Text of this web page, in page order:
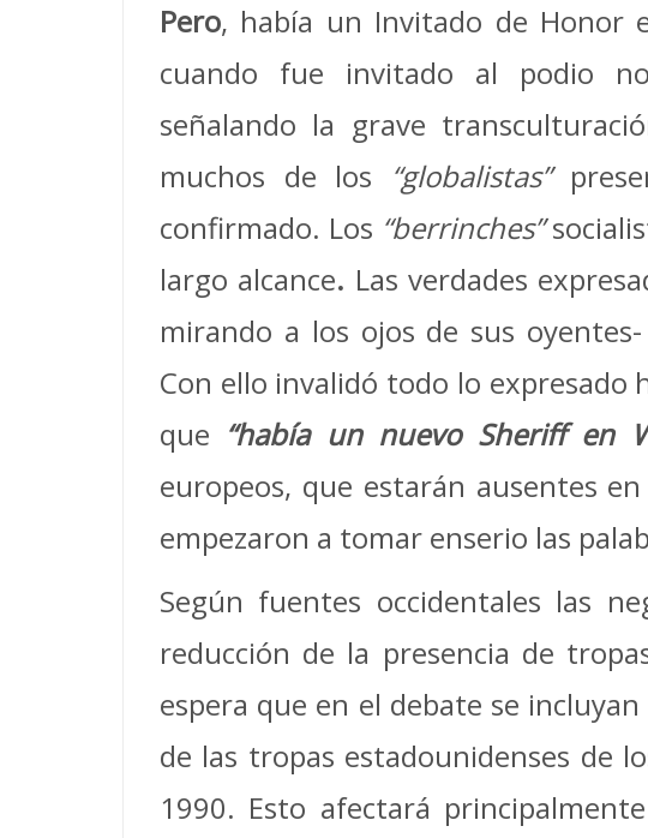
Pero, había un Invitado de Honor
cuando fue invitado al podio
señalando la grave
muchos de los “globalistas”
confirmado. Los “berrinches”
largo alcance. Las verdades
mirando a los ojos de sus
Con ello invalidó todo lo expresado
que “había un nuevo Sheriff en
europeos, que estarán ausentes
empezaron a tomar enserio las
Según fuentes occidentales las
reducción de la presencia de
espera que en el debate se
de las tropas estadounidenses de
1990. Esto afectará